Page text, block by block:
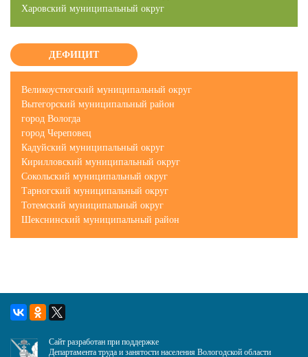
Харовский муниципальный округ
ДЕФИЦИТ
Великоустюгский муниципальный округ
Вытегорский муниципальный район
город Вологда
город Череповец
Кадуйский муниципальный округ
Кирилловский муниципальный округ
Сокольский муниципальный округ
Тарногский муниципальный округ
Тотемский муниципальный округ
Шекснинский муниципальный район
Сайт разработан при поддержке
Департамента труда и занятости населения Вологодской области